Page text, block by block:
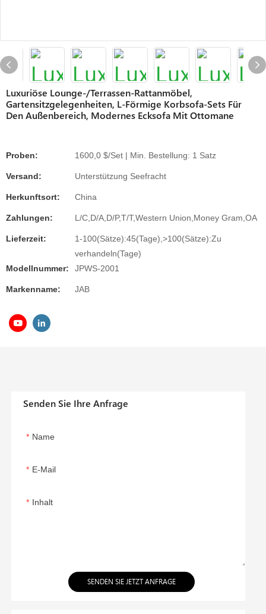
Luxuriöse Lounge-/Terrassen-Rattanmöbel,
Gartensitzgelegenheiten, L-Förmige Korbsofa-Sets Für
Den Außenbereich, Modernes Ecksofa Mit Ottomane
Proben: 1600,0 $/Set | Min. Bestellung: 1 Satz
Versand: Unterstützung Seefracht
Herkunftsort: China
Zahlungen: L/C,D/A,D/P,T/T,Western Union,Money Gram,OA
Lieferzeit:
1-100(Sätze):45(Tage),>100(Sätze):Zu
verhandeln(Tage)
Modellnummer:
JPWS-2001
Markenname: JAB
Senden Sie Ihre Anfrage
Name
E-Mail
Inhalt
SENDEN SIE JETZT ANFRAGE